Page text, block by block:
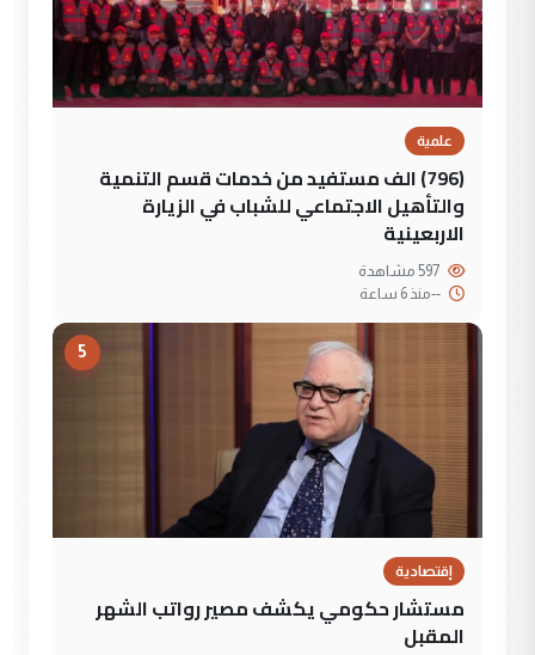
علمية
(796) الف مستفيد من خدمات قسم التنمية
والتأهيل الاجتماعي للشباب في الزيارة
الاربعينية
--منذ 6 ساعة
5
إقتصادية
مستشار حكومي يكشف مصير رواتب الشهر
المقبل